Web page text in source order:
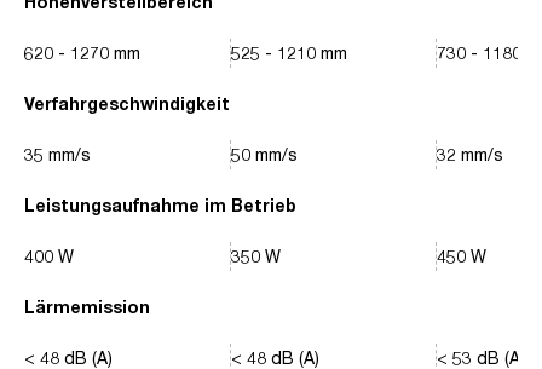
Verfahrgeschwindigkeit
Leistungsaufnahme im Betrieb
Lärmemission
620 - 1270 mm
35 mm/s
400 W
< 48 dB (A)
525 - 1210 mm
50 mm/s
350 W
< 48 dB (A)
730 - 1180
32 mm/s
450 W
< 53 dB (A)